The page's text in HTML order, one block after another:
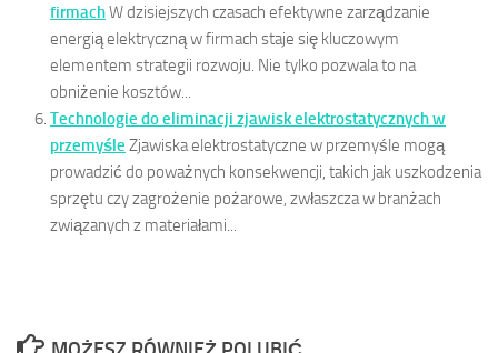
firmachW dzisiejszych czasach efektywne zarządzanie
energią elektryczną w firmach staje się kluczowym
elementem strategii rozwoju. Nie tylko pozwala to na
obniżenie kosztów...
Technologie do eliminacji zjawisk elektrostatycznych w
przemyśle Zjawiska elektrostatyczne w przemyśle mogą
prowadzić do poważnych konsekwencji, takich jak uszkodzenia
sprzętu czy zagrożenie pożarowe, zwłaszcza w branżach
związanych z materiałami...